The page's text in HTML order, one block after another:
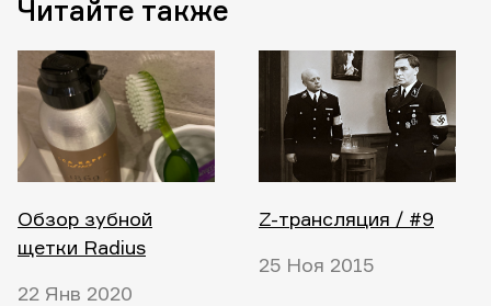
Читайте также
Обзор зубной
щетки Radius
22 Янв 2020
Z-трансляция / #9
25 Ноя 2015